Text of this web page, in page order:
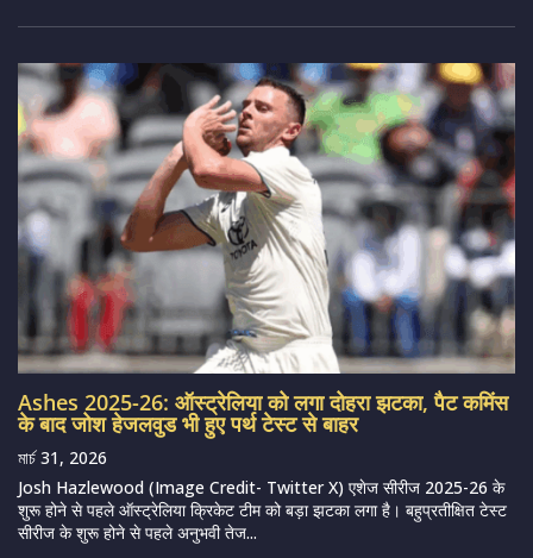
Ashes 2025-26: ऑस्ट्रेलिया को लगा दोहरा झटका, पैट कमिंस
के बाद जोश हेजलवुड भी हुए पर्थ टेस्ट से बाहर
মার্চ 31, 2026
Josh Hazlewood (Image Credit- Twitter X) एशेज सीरीज 2025-26 के
शुरू होने से पहले ऑस्ट्रेलिया क्रिकेट टीम को बड़ा झटका लगा है। बहुप्रतीक्षित टेस्ट
सीरीज के शुरू होने से पहले अनुभवी तेज...